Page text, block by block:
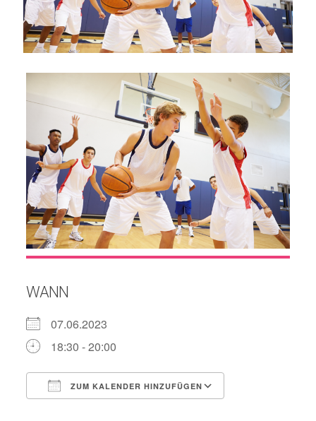
WANN
07.06.2023
18:30 - 20:00
ZUM KALENDER HINZUFÜGEN